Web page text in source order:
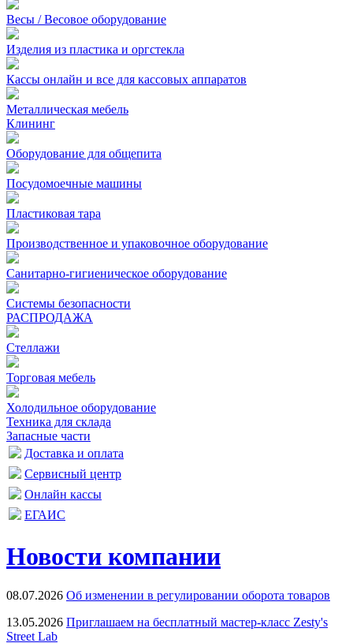
Весы / Весовое оборудование
Изделия из пластика и оргстекла
Кассы онлайн и все для кассовых аппаратов
Металлическая мебель
Клининг
Оборудование для общепита
Посудомоечные машины
Пластиковая тара
Производственное и упаковочное оборудование
Санитарно-гигиеническое оборудование
Системы безопасности
РАСПРОДАЖА
Стеллажи
Торговая мебель
Холодильное оборудование
Техника для склада
Запасные части
Доставка и оплата
Сервисный центр
Онлайн кассы
ЕГАИС
Новости компании
08.07.2026 Об изменении в регулировании оборота товаров
13.05.2026 Приглашаем на бесплатный мастер-класс Zesty's
Street Lab